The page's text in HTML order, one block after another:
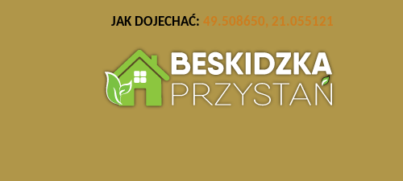
JAK DOJECHAĆ: 49.508650, 21.055121